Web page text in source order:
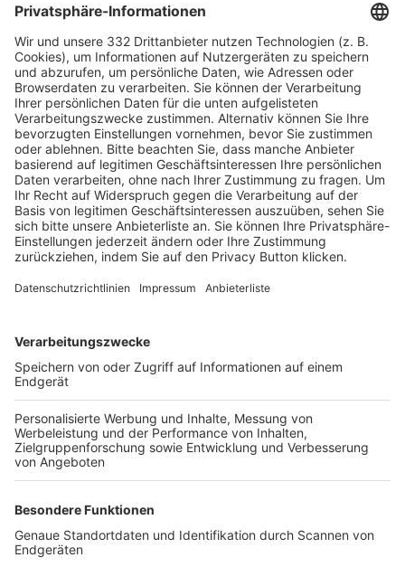
HÄUFIG BESUCHTE SEITEN
Pässe und Vereinswechsel
Trainerausbildung
Schulungsangebot Vereinsmitarbeiter
BFV-Geschäftsstellen
Trainerbörse
Login SpielPlus
FOLGE DEM BFV
TOP-VEREINE
TOP-PARTNER